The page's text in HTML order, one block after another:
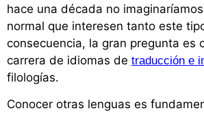
hace una década no
normal que interesen tanto este
consecuencia, la gran pregunta es
carrera de idiomas de traducción e
filologías.
Conocer otras lenguas es